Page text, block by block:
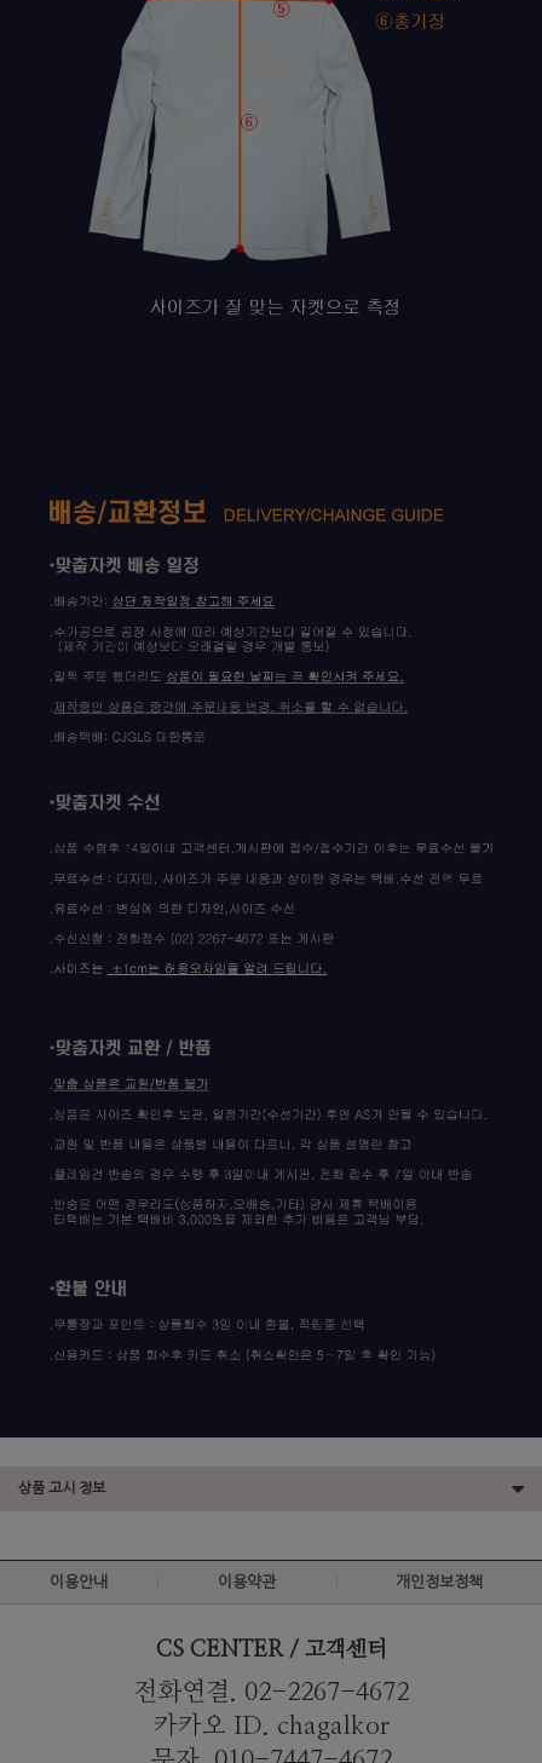
상품 고시 정보
이용안내 이용약관 개인정보정책
CS CENTER / 고객센터
전화연결. 02-2267-4672
카카오 ID. chagalkor